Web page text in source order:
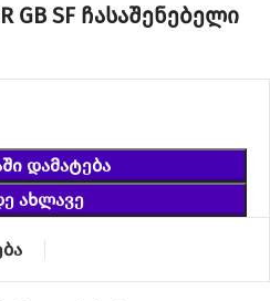
GB SF ჩასაშენებელი
ᲓᲐᲛᲐᲢᲔᲑᲐ
ᲐᲮᲚᲐᲕᲔ